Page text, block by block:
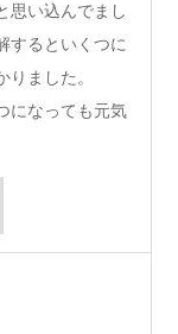
思い込んでまし
するといくつに
ました。
になっても元気